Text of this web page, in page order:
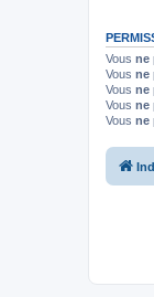
Vous ne
Vous ne
Vous ne
Vous ne
Vous ne